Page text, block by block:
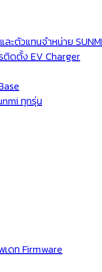
ละตัวแทนจำหน่าย
ติดตั้ง EV Charger
ทุกรุ่น
ดท Firmware